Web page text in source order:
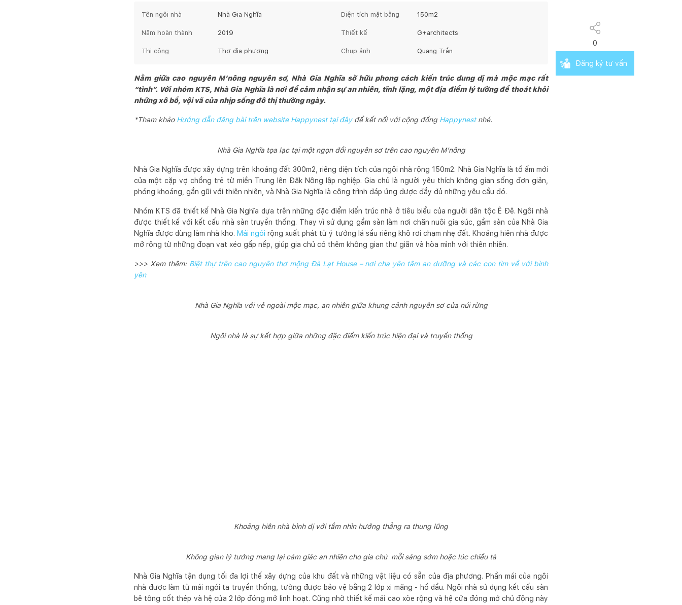
Tên ngôi nhà Nhà Gia Nghĩa Diện tích mặt bằng 150m2
Năm hoàn thành 2019 Thiết kế G+architects
Thi công Thợ địa phương Chụp ảnh Quang Trần
Nằm giữa cao nguyên M’nông nguyên sơ, Nhà Gia Nghĩa sở hữu phong cách kiến trúc dung dị mà mộc mạc rất
“tình”. Với nhóm KTS, Nhà Gia Nghĩa là nơi để cảm nhận sự an nhiên, tĩnh lặng, một địa điểm lý tưởng để thoát khỏi
những xô bồ, vội vã của nhịp sống đô thị thường ngày.
*Tham khảo Hướng dẫn đăng bài trên website Happynest tại đâyđể kết nối với cộng đồng Happynest nhé.
Nhà Gia Nghĩa tọa lạc tại một ngọn đồi nguyên sơ trên cao nguyên M’nông
Nhà Gia Nghĩa được xây dựng trên khoảng đất 300m2, riêng diện tích của ngôi nhà rộng 150m2. Nhà Gia Nghĩa là tổ ấm mới
của một cặp vợ chồng trẻ từ miền Trung lên Đăk Nông lập nghiệp. Gia chủ là người yêu thích không gian sống đơn giản,
phóng khoáng, gần gũi với thiên nhiên, và Nhà Gia Nghĩa là công trình đáp ứng được đầy đủ những yêu cầu đó.
Nhóm KTS đã thiết kế Nhà Gia Nghĩa dựa trên những đặc điểm kiến trúc nhà ở tiêu biểu của người dân tộc Ê Đê. Ngôi nhà
được thiết kế với kết cấu nhà sàn truyền thống. Thay vì sử dụng gầm sàn làm nơi chăn nuôi gia súc, gầm sàn của Nhà Gia
Nghĩa được dùng làm nhà kho. Mái ngói rộng xuất phát từ ý tưởng lá sầu riêng khô rơi chạm nhẹ đất. Khoảng hiên nhà được
mở rộng từ những đoạn vạt xéo gấp nếp, giúp gia chủ có thêm không gian thư giãn và hòa mình với thiên nhiên.
>>> Xem thêm: Biệt thự trên cao nguyên thơ mộng Đà Lạt House – nơi cha yên tâm an dưỡng và các con tìm về với bình
yên
Nhà Gia Nghĩa với vẻ ngoài mộc mạc, an nhiên giữa khung cảnh nguyên sơ của núi rừng
Ngôi nhà là sự kết hợp giữa những đặc điểm kiến trúc hiện đại và truyền thống
Khoảng hiên nhà bình dị với tầm nhìn hướng thẳng ra thung lũng
Không gian lý tưởng mang lại cảm giác an nhiên cho gia chủ mỗi sáng sớm hoặc lúc chiều tà
Nhà Gia Nghĩa tận dụng tối đa lợi thế xây dựng của khu đất và những vật liệu có sẵn của địa phương. Phần mái của ngôi
nhà được làm từ mái ngói ta truyền thống, tường được bảo vệ bằng 2 lớp xi măng - hồ dầu. Ngôi nhà sử dụng kết cấu sàn
bê tông cốt thép và hệ cửa 2 lớp đóng mở linh hoạt. Cũng nhờ thiết kế mái cao xòe rộng và hệ cửa đóng mở chủ động này
0
Đăng ký tư vấn